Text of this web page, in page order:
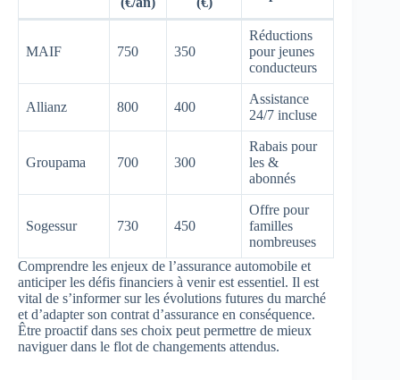
MAIF 750 350
Réductions
pour jeunes
conducteurs
Allianz 800 400
Assistance
24/7 incluse
Groupama 700 300
Rabais pour
les &
abonnés
Sogessur 730 450
Offre pour
familles
nombreuses
Comprendre les enjeux de l’assurance automobile et
anticiper les défis financiers à venir est essentiel. Il est
vital de s’informer sur les évolutions futures du marché
et d’adapter son contrat d’assurance en conséquence.
Être proactif dans ses choix peut permettre de mieux
naviguer dans le flot de changements attendus.